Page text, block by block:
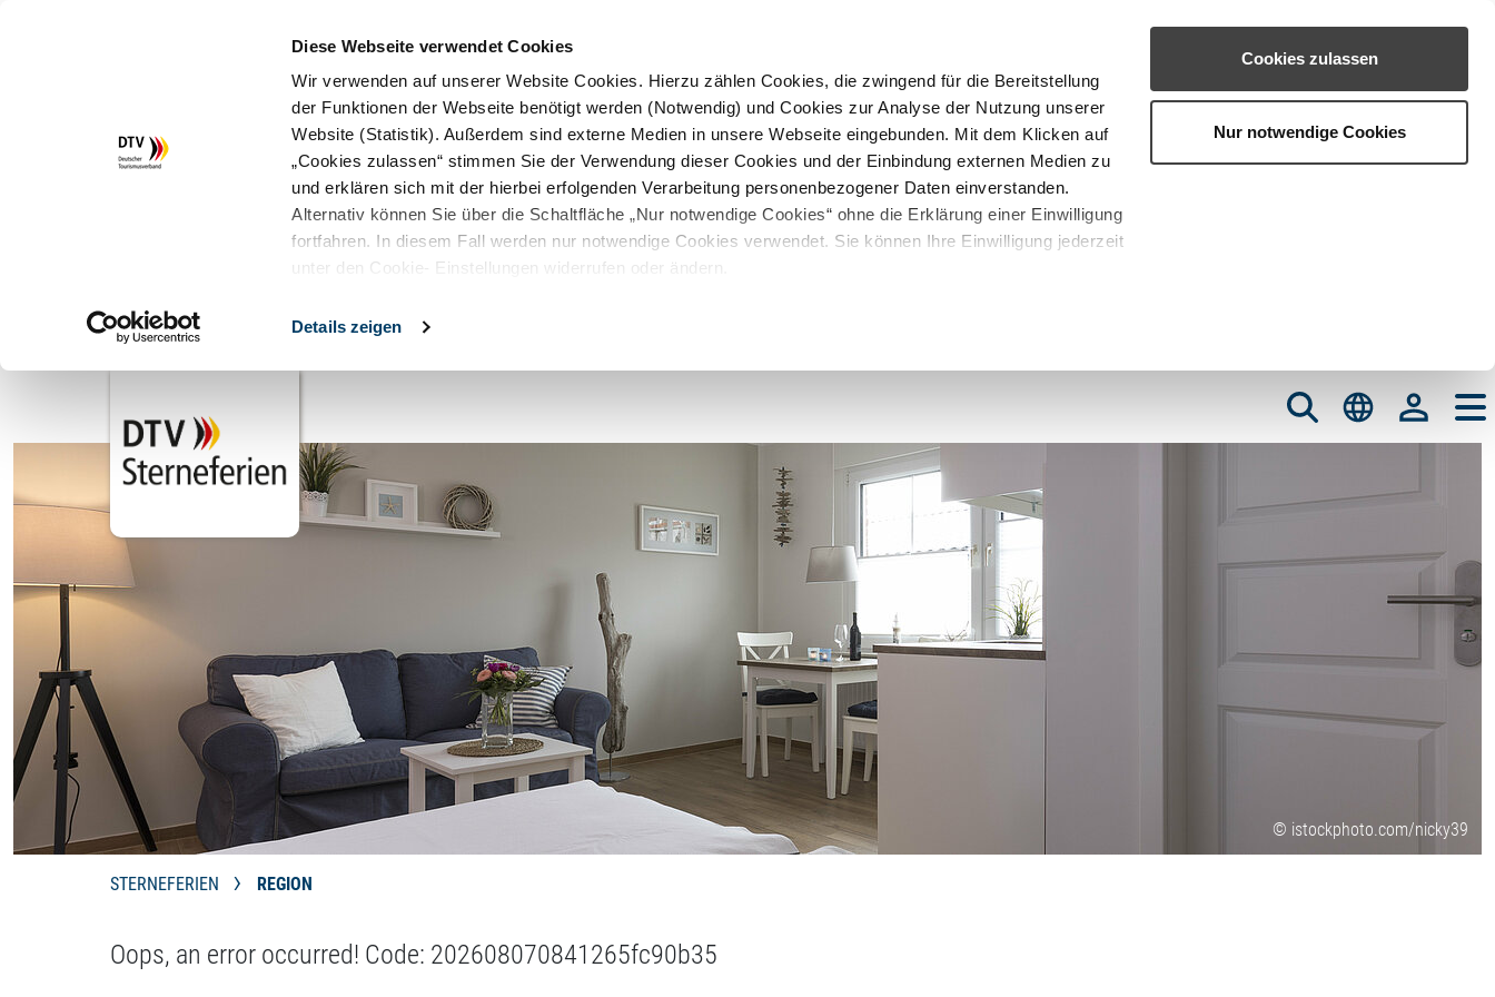
Diese Webseite verwendet Cookies
Wir verwenden auf unserer Website Cookies. Hierzu zählen Cookies, die zwingend für die Bereitstellung
der Funktionen der Webseite benötigt werden (Notwendig) und Cookies zur Analyse der Nutzung unserer
Website (Statistik). Außerdem sind externe Medien in unsere Webseite eingebunden. Mit dem Klicken auf
„Cookies zulassen“ stimmen Sie der Verwendung dieser Cookies und der Einbindung externen Medien zu
und erklären sich mit der hierbei erfolgenden Verarbeitung personenbezogener Daten einverstanden.
Alternativ können Sie über die Schaltfläche „Nur notwendige Cookies“ ohne die Erklärung einer Einwilligung
fortfahren. In diesem Fall werden nur notwendige Cookies verwendet. Sie können Ihre Einwilligung jederzeit
unter den Cookie- Einstellungen widerrufen oder ändern.
Details zeigen
Cookies zulassen
Nur notwendige Cookies
© istockphoto.com/nicky39
STERNEFERIEN REGION
Oops, an error occurred! Code: 202608070841265fc90b35